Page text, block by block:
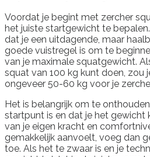
Voordat je begint met zercher
het juiste startgewicht te
dat je een uitdagende, maar
goede vuistregel is om te
van je maximale squatgewicht.
squat van 100 kg kunt doen, zou
ongeveer 50-60 kg voor je
Het is belangrijk om te
startpunt is en dat je het gewicht
van je eigen kracht en
gemakkelijk aanvoelt, voeg dan
toe. Als het te zwaar is en je